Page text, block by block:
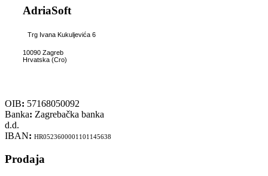
AdriaSoft
Trg Ivana Kukuljevića 6
10090 Zagreb
Hrvatska (Cro)
OIB: 57168050092
Banka: Zagrebačka banka
d.d.
IBAN: HR0523600001101145638
Prodaja